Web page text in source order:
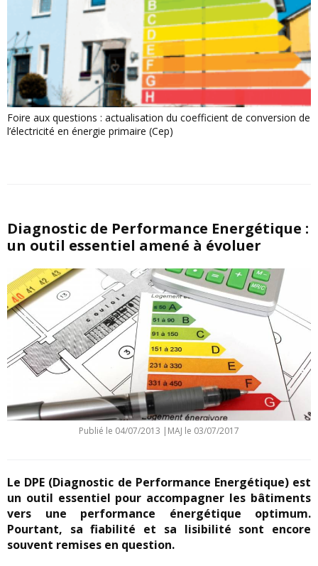
Foire aux questions : actualisation du coefficient de conversion de
l’électricité en énergie primaire (Cep)
Diagnostic de Performance Energétique :
un outil essentiel amené à évoluer
Publié le 04/07/2013 | MAJ le 03/07/2017
Le DPE (Diagnostic de Performance Energétique) est
un outil essentiel pour accompagner les bâtiments
vers une performance énergétique optimum.
Pourtant, sa fiabilité et sa lisibilité sont encore
souvent remises en question.